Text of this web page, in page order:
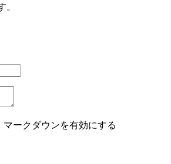
。
マークダウンを有効にする